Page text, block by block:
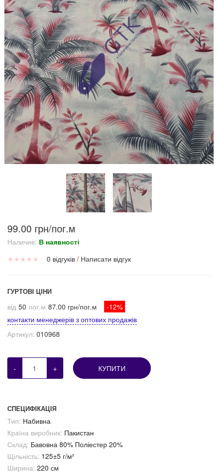
99.00 грн/пог.м
Наличие: В наявності
★ ★ ★ ★ ★ 0 відгуків / Написати відгук
ГУРТОВІ ЦІНИ
від 50 пог.м 87.00 грн/пог.м
-12%
контакти менеджерів з оптових продажів
Артикул: 010968
- + КУПИТИ
СПЕЦИФІКАЦІЯ
Тип: Набивна
Країна виробник: Пакистан
Склад: Бавовна 80% Поліестер 20%
Щільність: 125±5 г/м²
Ширина: 220 см